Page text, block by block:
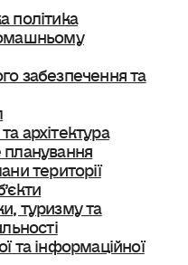
політика
забезпечення та
архітектура
території
туризму та
та інформаційної